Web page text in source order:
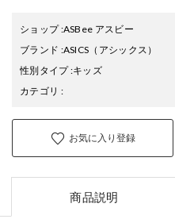
ショップ:ASBee アスビー
ブランド :ASICS （アシックス）
性別タイプ:キッズ
カテゴリ :
お気に入り登録
商品説明